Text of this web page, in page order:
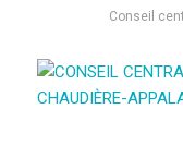
Conseil